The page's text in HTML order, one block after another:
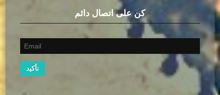
كن على اتصال دائم
تأكيد